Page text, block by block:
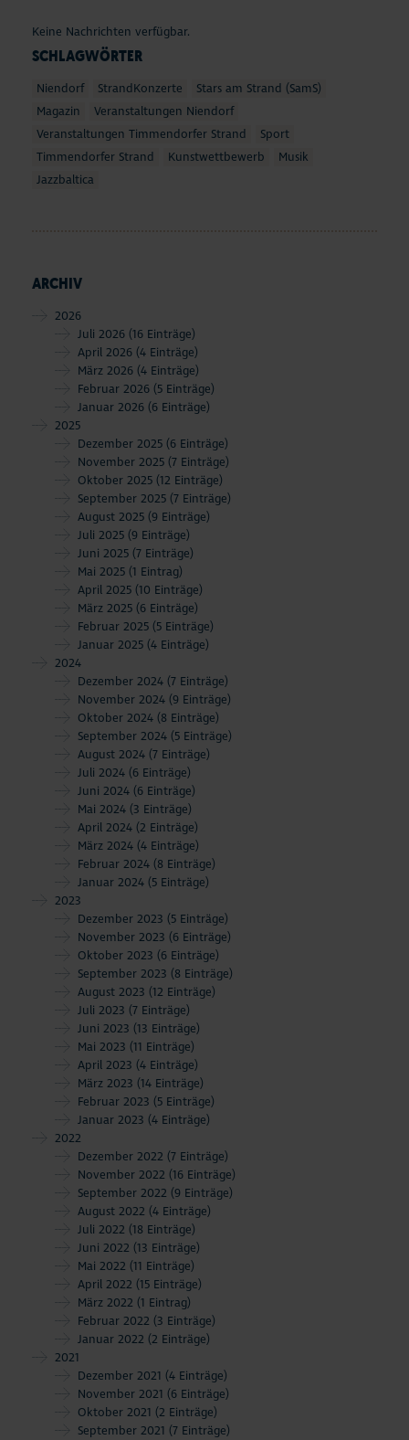
Touren und Erlebnisse
Familienurlaub
#StrandMomente
Business
SCHLAGWÖRTER
Niendorf StrandKonzerte
Stars am Strand (SamS)
Magazin
Veranstaltungen Niendorf
Veranstaltungen Timmendorfer Strand
Sport
Timmendorfer Strand
Kunstwettbewerb
Musik
Jazzbaltica
ARCHIV
2026
Juli 2026 (16 Einträge)
April 2026 (4 Einträge)
März 2026 (4 Einträge)
Februar 2026 (5 Einträge)
Januar 2026 (6 Einträge)
2025
Dezember 2025 (6 Einträge)
November 2025 (7 Einträge)
Oktober 2025 (12 Einträge)
September 2025 (7 Einträge)
August 2025 (9 Einträge)
Juli 2025 (9 Einträge)
Juni 2025 (7 Einträge)
Mai 2025 (1 Eintrag)
April 2025 (10 Einträge)
März 2025 (6 Einträge)
Februar 2025 (5 Einträge)
Januar 2025 (4 Einträge)
2024
Dezember 2024 (7 Einträge)
November 2024 (9 Einträge)
Oktober 2024 (8 Einträge)
September 2024 (5 Einträge)
August 2024 (7 Einträge)
Juli 2024 (6 Einträge)
Juni 2024 (6 Einträge)
Mai 2024 (3 Einträge)
April 2024 (2 Einträge)
März 2024 (4 Einträge)
Februar 2024 (8 Einträge)
Januar 2024 (5 Einträge)
2023
Dezember 2023 (5 Einträge)
November 2023 (6 Einträge)
Oktober 2023 (6 Einträge)
September 2023 (8 Einträge)
August 2023 (12 Einträge)
Juli 2023 (7 Einträge)
Juni 2023 (13 Einträge)
Mai 2023 (11 Einträge)
April 2023 (4 Einträge)
März 2023 (14 Einträge)
Februar 2023 (5 Einträge)
Januar 2023 (4 Einträge)
2022
Dezember 2022 (7 Einträge)
November 2022 (16 Einträge)
September 2022 (9 Einträge)
August 2022 (4 Einträge)
Juli 2022 (18 Einträge)
Juni 2022 (13 Einträge)
Mai 2022 (11 Einträge)
April 2022 (15 Einträge)
März 2022 (1 Eintrag)
Februar 2022 (3 Einträge)
Januar 2022 (2 Einträge)
2021
Dezember 2021 (4 Einträge)
November 2021 (6 Einträge)
Oktober 2021 (2 Einträge)
September 2021 (7 Einträge)
Keine Nachrichten verfügbar.